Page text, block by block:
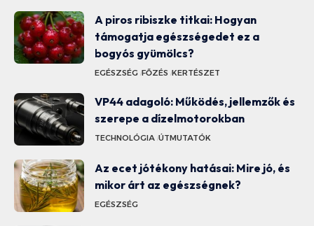
A piros ribiszke titkai: Hogyan
támogatja egészségedet ez a
bogyós gyümölcs?
EGÉSZSÉG FŐZÉS KERTÉSZET
VP44 adagoló: Működés, jellemzők és
szerepe a dízelmotorokban
TECHNOLÓGIA ÚTMUTATÓK
Az ecet jótékony hatásai: Mire jó, és
mikor árt az egészségnek?
EGÉSZSÉG